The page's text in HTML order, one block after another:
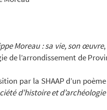
Moreau : sa vie, son œuvre
de l’arrondissement de
par la SHAAP d’un
d’histoire et